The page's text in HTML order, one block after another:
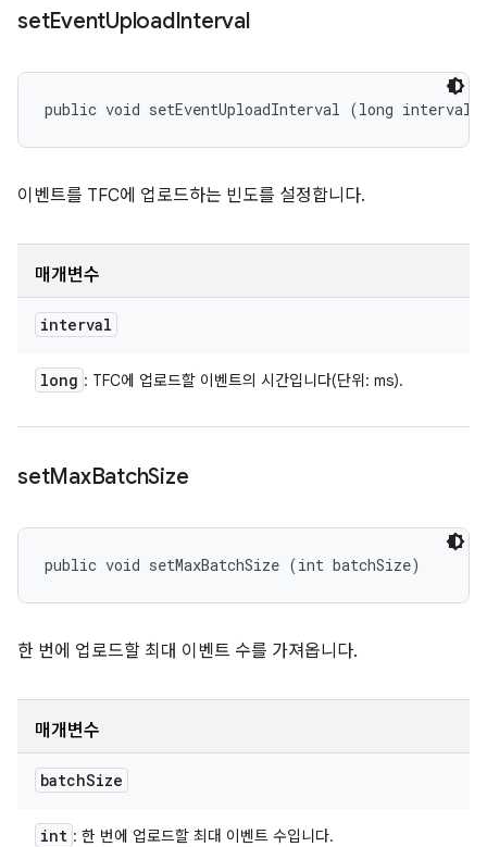
setEventUploadInterval
public void setEventUploadInterval (long interval)
이벤트를 TFC에 업로드하는 빈도를 설정합니다.
매개변수
interval
long : TFC에 업로드할 이벤트의 시간입니다(단위: ms).
setMaxBatchSize
public void setMaxBatchSize (int batchSize)
한 번에 업로드할 최대 이벤트 수를 가져옵니다.
매개변수
batchSize
int : 한 번에 업로드할 최대 이벤트 수입니다.